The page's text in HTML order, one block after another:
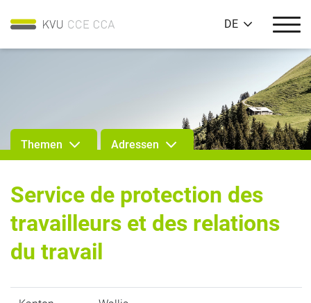
DE
Themen Adressen
Service de protection des
travailleurs et des relations
du travail